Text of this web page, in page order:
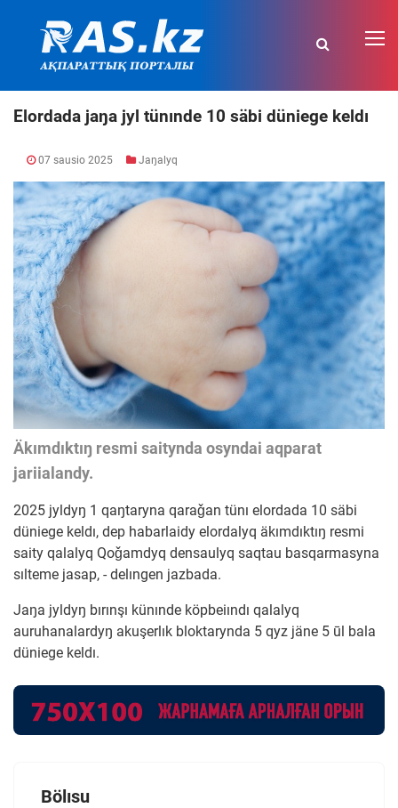
Elordada jaŋa jyl tünınde 10 säbi düniege keldı
07 sausio 2025 Jaŋalyq
Äkımdıktıŋ resmi saitynda osyndai aqparat
jariialandy.
2025 jyldyŋ 1 qaŋtaryna qaraǧan tünı elordada 10 säbi
düniege keldı, dep habarlaidy elordalyq äkımdıktıŋ resmi
saity qalalyq Qoǧamdyq densaulyq saqtau basqarmasyna
sılteme jasap, - delıngen jazbada.
Jaŋa jyldyŋ bırınşı künınde köpbeiındı qalalyq
auruhanalardyŋ akuşerlık bloktarynda 5 qyz jäne 5 ūl bala
düniege keldı.
Bölısu